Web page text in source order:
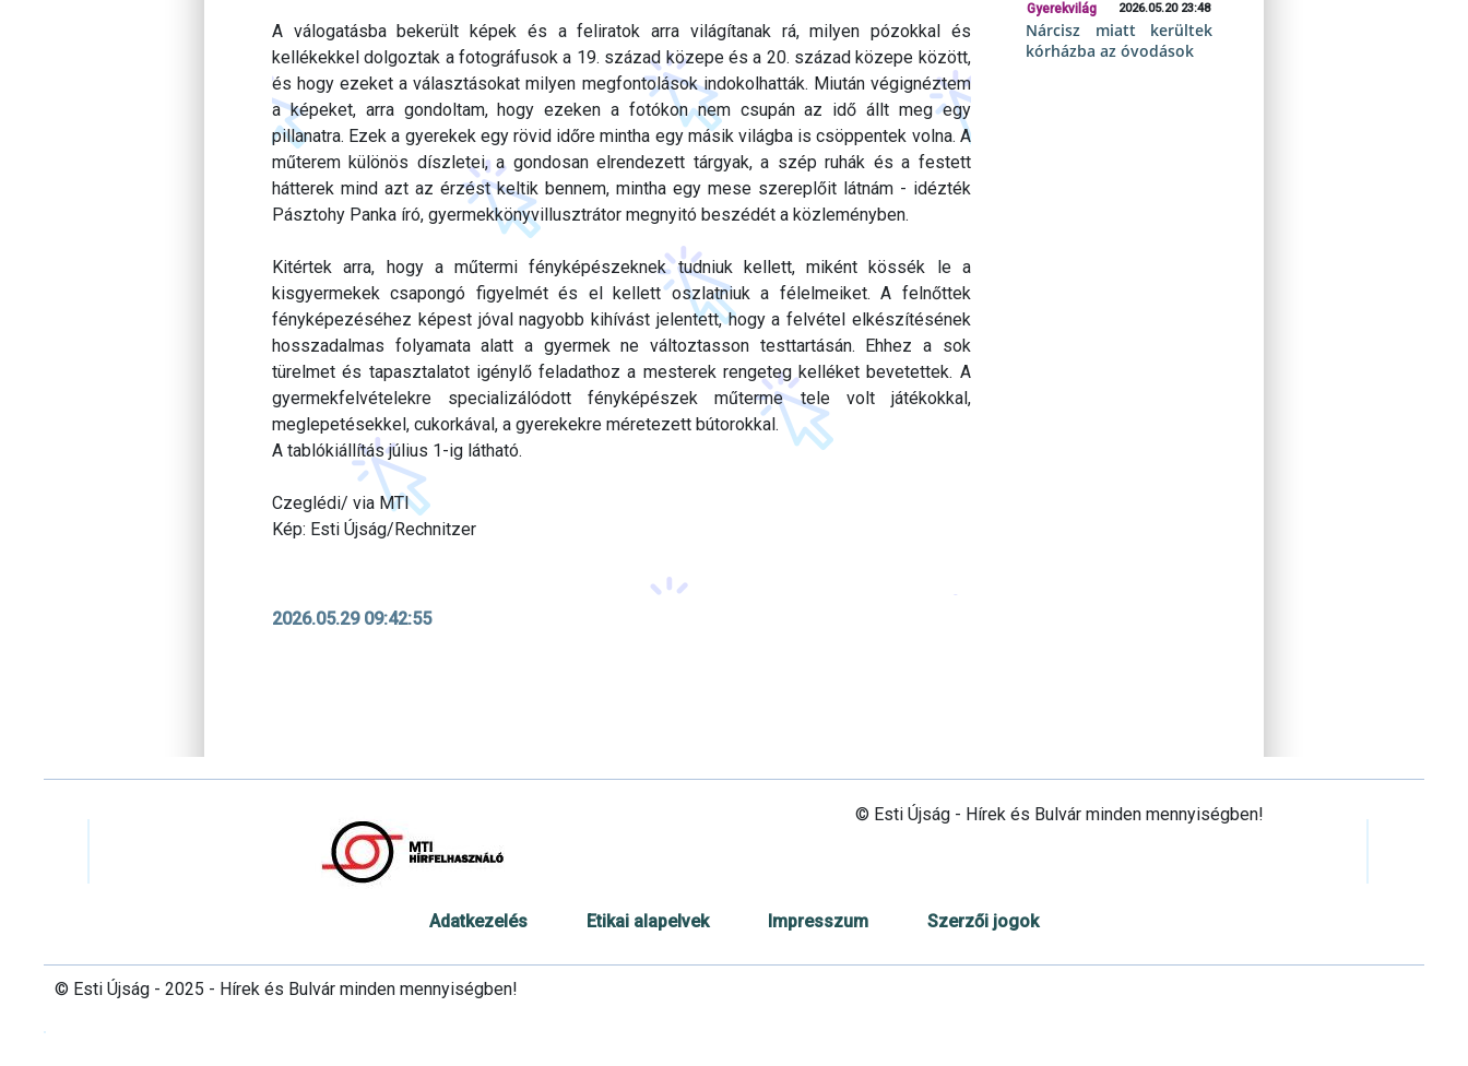
A válogatásba bekerült képek és a feliratok arra világítanak rá, milyen pózokkal és
kellékekkel dolgoztak a fotográfusok a 19. század közepe és a 20. század közepe között,
és hogy ezeket a választásokat milyen megfontolások indokolhatták. Miután végignéztem
a képeket, arra gondoltam, hogy ezeken a fotókon nem csupán az idő állt meg egy
pillanatra. Ezek a gyerekek egy rövid időre mintha egy másik világba is csöppentek volna. A
műterem különös díszletei, a gondosan elrendezett tárgyak, a szép ruhák és a festett
hátterek mind azt az érzést keltik bennem, mintha egy mese szereplőit látnám - idézték
Pásztohy Panka író, gyermekkönyvillusztrátor megnyitó beszédét a közleményben.
Kitértek arra, hogy a műtermi fényképészeknek tudniuk kellett, miként kössék le a
kisgyermekek csapongó figyelmét és el kellett oszlatniuk a félelmeiket. A felnőttek
fényképezéséhez képest jóval nagyobb kihívást jelentett, hogy a felvétel elkészítésének
hosszadalmas folyamata alatt a gyermek ne változtasson testtartásán. Ehhez a sok
türelmet és tapasztalatot igénylő feladathoz a mesterek rengeteg kelléket bevetettek. A
gyermekfelvételekre specializálódott fényképészek műterme tele volt játékokkal,
meglepetésekkel, cukorkával, a gyerekekre méretezett bútorokkal.
A tablókiállítás július 1-ig látható.
Czeglédi/ via MTI
Kép: Esti Újság/Rechnitzer
2026.05.29 09:42:55
Gyerekvilág 2026.05.20 23:48
Nárcisz miatt kerültek
kórházba az óvodások
© Esti Újság - Hírek és Bulvár minden mennyiségben!
Adatkezelés Etikai alapelvek Impresszum Szerzői jogok
© Esti Újság - 2025 - Hírek és Bulvár minden mennyiségben!